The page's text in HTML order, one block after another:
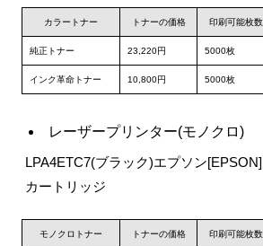
カラートナー トナーの価格 印刷可能枚数
純正トナー 23,220円 5000枚
インク革命トナー 10,800円 5000枚
レーザープリンター(モノクロ)
LPA4ETC7(ブラック)エプソン
カートリッジ
モノクロトナー トナーの価格 印刷可能枚数